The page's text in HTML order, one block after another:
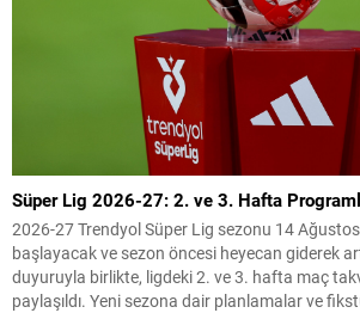
Süper Lig 2026-27: 2. ve 3. Hafta
2026-27 Trendyol Süper Lig sezonu 14
başlayacak ve sezon öncesi heyecan giderek
duyuruyla birlikte, ligdeki 2. ve 3. hafta maç
paylaşıldı. Yeni sezona dair planlamalar ve